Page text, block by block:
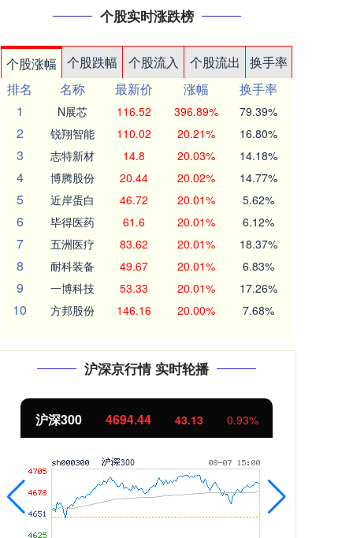
个股实时涨跌榜
个股涨幅 个股跌幅 个股流入 个股流出
换手率
排名
名称 最新价 涨幅
换手率
1
N展芯 116.52 396.89% 79.39%
2 锐翔智能 110.02 20.21% 16.80%
3 志特新材 14.8 20.03% 14.18%
4 博腾股份 20.44 20.02% 14.77%
5 近岸蛋白 46.72 20.01% 5.62%
6 毕得医药 61.6 20.01% 6.12%
7 五洲医疗 83.62 20.01% 18.37%
8 耐科装备 49.67 20.01% 6.83%
9 一博科技 53.33 20.01% 17.26%
10 方邦股份 146.16 20.00% 7.68%
沪深京行情 实时轮播
北证50 1134.24 11.37 1.01%